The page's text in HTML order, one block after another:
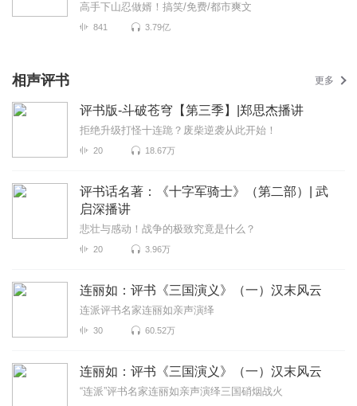
高手下山忍做婿！搞笑/免费/都市爽文
841 3.79亿
相声评书 更多
评书版-斗破苍穹【第三季】|郑思杰播讲
拒绝升级打怪十连跪？废柴逆袭从此开始！
20 18.67万
评书话名著：《十字军骑士》（第二部）| 武
启深播讲
悲壮与感动！战争的极致究竟是什么？
20 3.96万
连丽如：评书《三国演义》（一）汉末风云
连派评书名家连丽如亲声演绎
30 60.52万
连丽如：评书《三国演义》（一）汉末风云
“连派”评书名家连丽如亲声演绎三国硝烟战火